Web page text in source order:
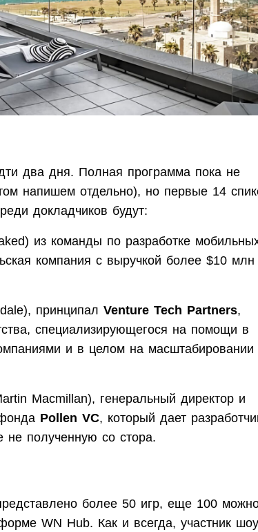
два дня. Полная программа пока не
напишем отдельно), но первые 14
докладчиков будут:
из команды по разработке
компания с выручкой более $10 млн
принципал Venture Tech Partners,
специализирующегося на помощи в
и в целом на масштабировании
Macmillan), генеральный директор и
Pollen VC, который дает
не полученную со стора.
более 50 игр, еще 100
WN Hub. Как и всегда, участник